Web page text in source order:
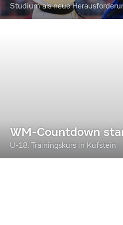
Studium als neue
WM-Countdown
U-18: Trainingskurs in Kufstein